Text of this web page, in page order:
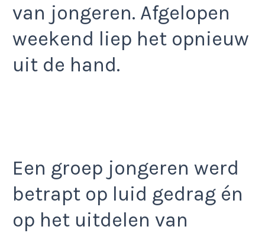
van jongeren. Afgelopen
weekend liep het opnieuw
uit de hand.
Een groep jongeren werd
betrapt op luid gedrag én
op het uitdelen van